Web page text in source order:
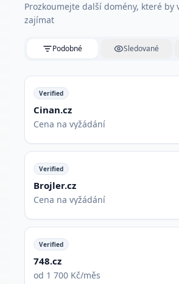
Prozkoumejte další domény, které by
zajímat
Podobné Sledované
Verified
Cinan.cz
Cena na vyžádání
Verified
Brojler.cz
Cena na vyžádání
Verified
748.cz
od 1 700 Kč/měs